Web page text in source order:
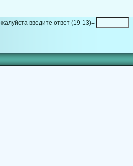
введите ответ (19-13)=